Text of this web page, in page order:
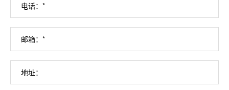
电话：*
邮箱：*
地址：